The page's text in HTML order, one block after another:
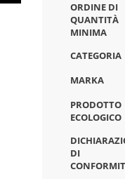
ORDINE DI
QUANTITÀ
MINIMA
CATEGORIA
MARKA
PRODOTTO
ECOLOGICO
DI